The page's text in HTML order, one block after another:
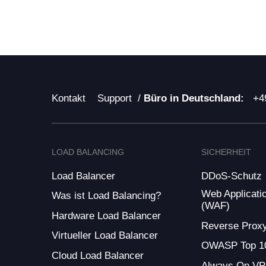
Kontakt Support / Büro in Deutschland:
LOAD BALANCING
Load Balancer
Was ist Load Balancing?
Hardware Load Balancer
Virtueller Load Balancer
Cloud Load Balancer
SICHERHEIT
DDoS-Schutz
Web
(WAF)
Reverse
OWASP Top